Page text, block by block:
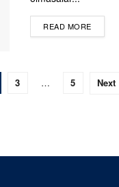
READ MOREDETAILS
3 … 5 Next